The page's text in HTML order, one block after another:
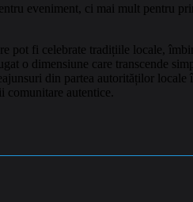
eveniment, ci mai mult
pot fi celebrate tradițiile locale,
o dimensiune care transcende
din partea autorităților
autentice.